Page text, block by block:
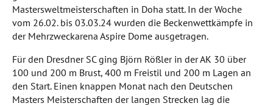
Mastersweltmeisterschaften in Doha statt. In der Woche
vom 26.02. bis 03.03.24 wurden die Beckenwettkämpfe in
der Mehrzweckarena Aspire Dome ausgetragen.
Für den Dresdner SC ging Björn Rößler in der AK 30 über
100 und 200 m Brust, 400 m Freistil und 200 m Lagen an
den Start. Einen knappen Monat nach den Deutschen
Masters Meisterschaften der langen Strecken lag die